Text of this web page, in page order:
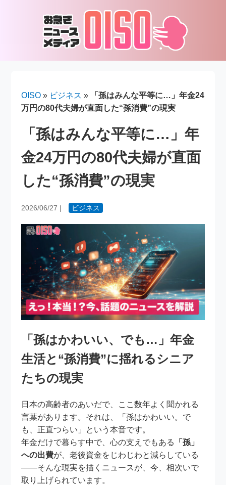
OISO » ビジネス »
「孫はみんな平等に…」年金24
万円の80代夫婦が直面した“孫消費”の現実
「孫はみんな平等に…」年
金24万円の80代夫婦が直面
した“孫消費”の現実
2026/06/27 | ビジネス
「孫はかわいい、でも…」年金
生活と“孫消費”に揺れるシニア
たちの現実
日本の高齢者のあいだで、ここ数年よく聞かれる
言葉があります。それは、「孫はかわいい。で
も、正直つらい」という本音です。
年金だけで暮らす中で、心の支えでもある
「孫」
への出費が、老後資金をじわじわと減らしている
――そんな現実を描くニュースが、今、相次いで
取り上げられています。